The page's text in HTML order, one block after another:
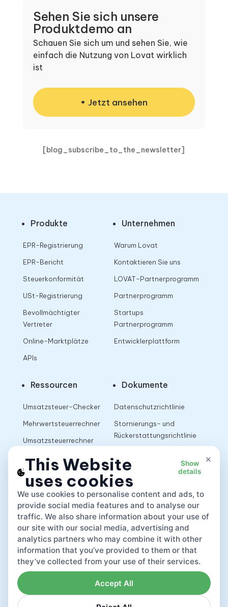
Sehen Sie sich unsere
Produktdemo an
Schauen Sie sich um und sehen Sie, wie
einfach die Nutzung von Lovat wirklich
ist
Jetzt ansehen
[blog_subscribe_to_the_newsletter]
Produkte
EPR-Registrierung
EPR-Bericht
Steuerkonformität
USt-Registrierung
Bevollmächtigter
Vertreter
Online-Marktplätze
APIs
Unternehmen
Warum Lovat
Kontaktieren Sie uns
LOVAT-Partnerprogramm
Partnerprogramm
Startups
Partnerprogramm
Entwicklerplattform
Ressourcen
Umsatzsteuer-Checker
Mehrwertsteuerrechner
Umsatzsteuerrechner
Dokumente
Datenschutzrichtlinie
Stornierungs- und
Rückerstattungsrichtlinie
App
×
This Website
uses cookies
Show
details
We use cookies to personalise content and ads, to
provide social media features and to analyse our
traffic. We also share information about your use of
our site with our social media, advertising and
analytics partners who may combine it with other
information that you’ve provided to them or that
they’ve collected from your use of their services.
Accept All